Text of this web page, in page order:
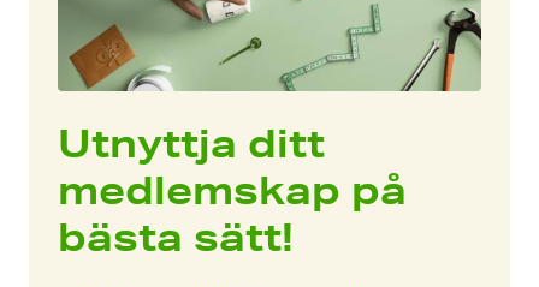
Utnyttja ditt
medlemskap på
bästa sätt!